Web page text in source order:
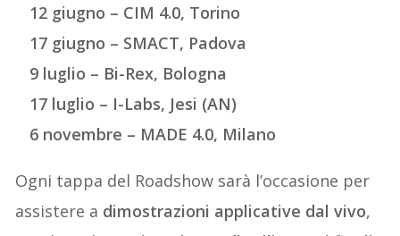
12 giugno – CIM 4.0, Torino
17 giugno – SMACT, Padova
9 luglio – Bi-Rex, Bologna
17 luglio – I-Labs, Jesi (AN)
6 novembre – MADE 4.0, Milano
Ogni tappa del Roadshow sarà l’occasione per
assistere a dimostrazioni applicative dal vivo,